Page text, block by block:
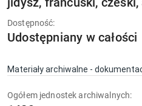
Dostępność:
Udostępniany w całości
Materiały archiwalne -
Ogółem jednostek archiwalnych: